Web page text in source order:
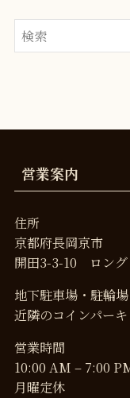
営業案内
住所
京都府長岡京市
開田3-3-10 ロング
地下駐車場・駐輪
近隣のコインパー
営業時間
10:00 AM – 7:00
月曜定休